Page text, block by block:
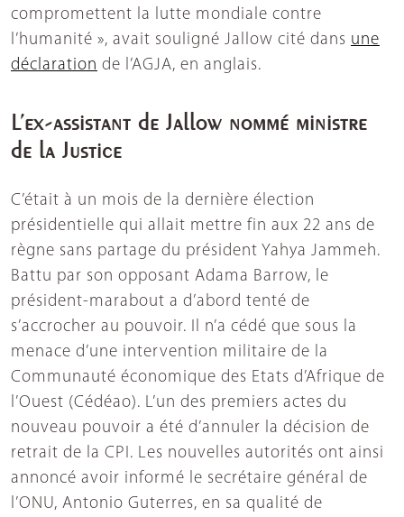
compromettent la lutte mondiale contre
l’humanité », avait souligné Jallow cité dans une
déclaration de l’AGJA, en anglais.
L’ex-assistant de Jallow nommé ministre
de la Justice
C’était à un mois de la dernière élection
présidentielle qui allait mettre fin aux 22 ans de
règne sans partage du président Yahya Jammeh.
Battu par son opposant Adama Barrow, le
président-marabout a d’abord tenté de
s’accrocher au pouvoir. Il n’a cédé que sous la
menace d’une intervention militaire de la
Communauté économique des Etats d’Afrique de
l’Ouest (Cédéao). L’un des premiers actes du
nouveau pouvoir a été d’annuler la décision de
retrait de la CPI. Les nouvelles autorités ont ainsi
annoncé avoir informé le secrétaire général de
l’ONU, Antonio Guterres, en sa qualité de